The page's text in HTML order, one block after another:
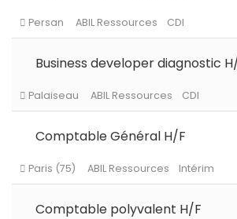
Le Chesnay-Rocquencourt
Persan ABIL Ressources CDI
Business developer diagnostic
Comptable Général H/F
Comptable polyvalent H/F